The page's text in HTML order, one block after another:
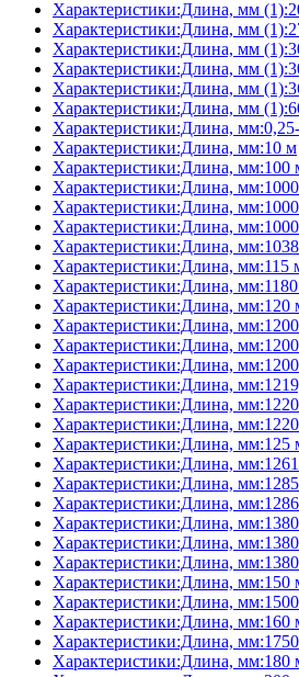
Характеристики:Длина, мм
Характеристики:Длина, мм
Характеристики:Длина, мм
Характеристики:Длина, мм
Характеристики:Длина, мм
Характеристики:Длина, мм
Характеристики:Длина,
Характеристики:Длина, мм:10 м
Характеристики:Длина, мм:100
Характеристики:Длина,
Характеристики:Длина,
Характеристики:Длина,
Характеристики:Длина,
Характеристики:Длина, мм:115
Характеристики:Длина,
Характеристики:Длина, мм:120
Характеристики:Длина,
Характеристики:Длина,
Характеристики:Длина,
Характеристики:Длина,
Характеристики:Длина,
Характеристики:Длина,
Характеристики:Длина, мм:125
Характеристики:Длина,
Характеристики:Длина,
Характеристики:Длина,
Характеристики:Длина, мм:1380
Характеристики:Длина,
Характеристики:Длина,
Характеристики:Длина, мм:150
Характеристики:Длина,
Характеристики:Длина, мм:160
Характеристики:Длина,
Характеристики:Длина, мм:180